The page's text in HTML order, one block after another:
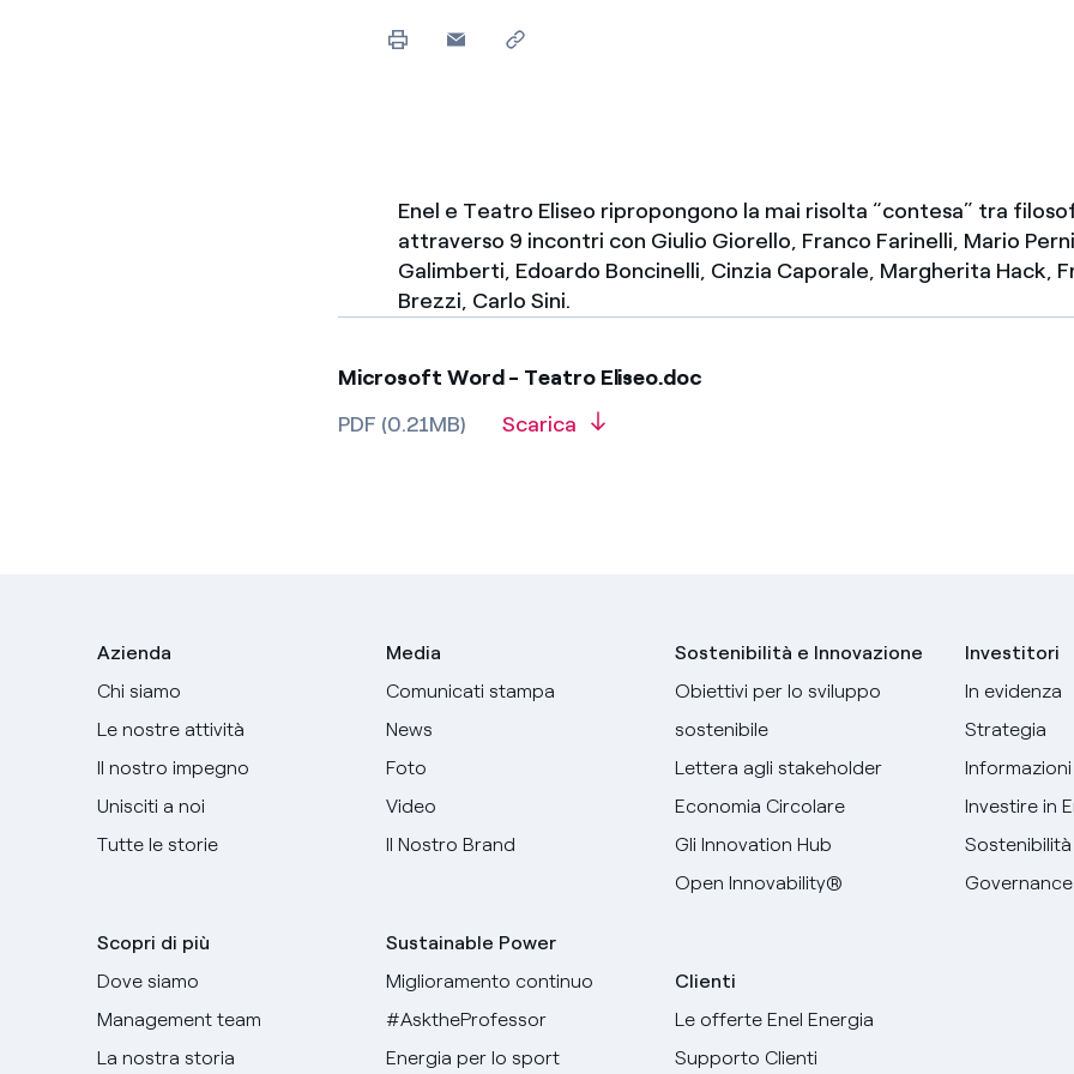
Sosteniamo le iniziative delle organizzazioni non
Enel e Teatro Eliseo ripropongono la mai risolta “contesa” tra
attraverso 9 incontri con Giulio Giorello, Franco Farinelli, Mario
Galimberti, Edoardo Boncinelli, Cinzia Caporale, Margherita Hack,
Brezzi, Carlo Sini.
Microsoft Word - Teatro Eliseo.doc
PDF (0.21MB)
Scarica
Azienda
Chi siamo
Le nostre attività
Il nostro impegno
Unisciti a noi
Tutte le storie
Scopri di più
Dove siamo
Management team
La nostra storia
Media
Comunicati stampa
News
Foto
Video
Il Nostro Brand
Sustainable Power
Miglioramento continuo
#AsktheProfessor
Energia per lo sport
Sostenibilità e Innovazione
Obiettivi per lo sviluppo
sostenibile
Lettera agli stakeholder
Economia Circolare
Gli Innovation Hub
Open Innovability®
Clienti
Le offerte Enel Energia
Supporto Clienti
Investitori
In evidenza
Strategia
Investire in
Sostenibilità
Governance